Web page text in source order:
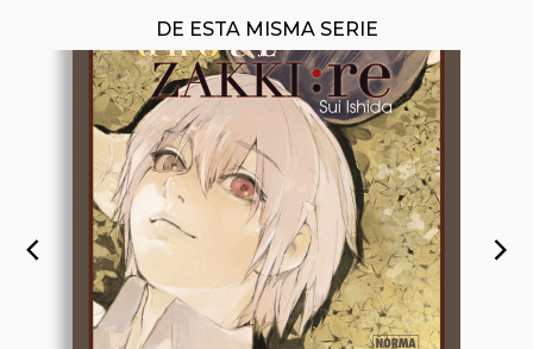
DE ESTA MISMA SERIE